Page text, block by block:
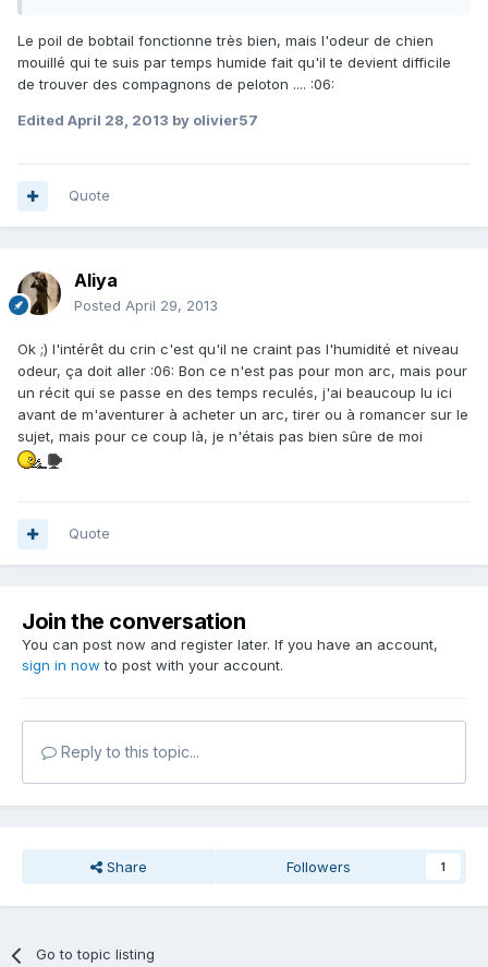
Le poil de bobtail fonctionne très bien, mais l'odeur de chien
mouillé qui te suis par temps humide fait qu'il te devient difficile
de trouver des compagnons de peloton .... :06:
Edited April 28, 2013 by olivier57
Quote
Aliya
Posted April 29, 2013
Ok ;) l'intérêt du crin c'est qu'il ne craint pas l'humidité et niveau
odeur, ça doit aller :06: Bon ce n'est pas pour mon arc, mais pour
un récit qui se passe en des temps reculés, j'ai beaucoup lu ici
avant de m'aventurer à acheter un arc, tirer ou à romancer sur le
sujet, mais pour ce coup là, je n'étais pas bien sûre de moi
Quote
Join the conversation
You can post now and register later. If you have an account,
sign in now to post with your account.
Reply to this topic...
Share Followers 1
Go to topic listing